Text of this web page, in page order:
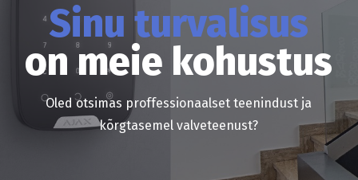
Sinu turvalisus
on meie kohustus
Oled otsimas proffessionaalset teenindust ja
kõrgtasemel valveteenust?